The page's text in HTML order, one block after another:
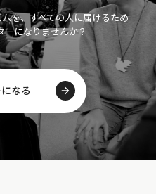
を、すべての人に届けるため
になりませんか？
なる